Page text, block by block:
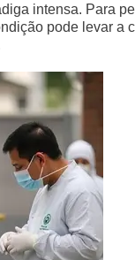
intensa. Para
pode levar a